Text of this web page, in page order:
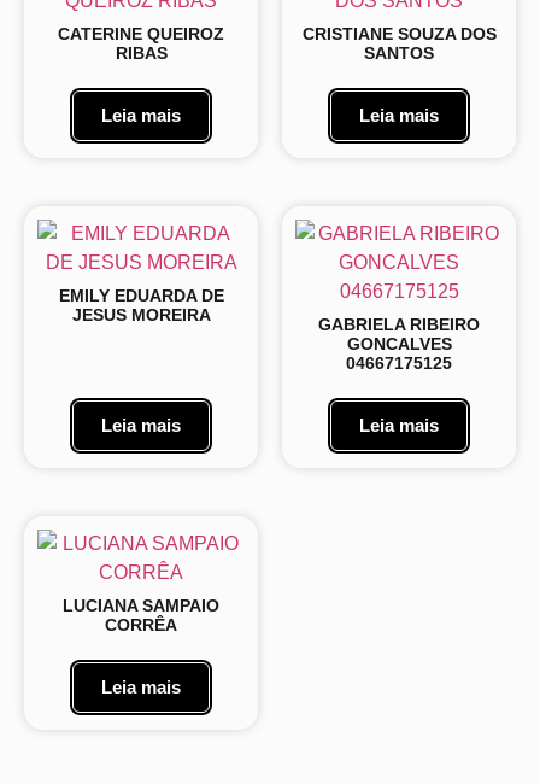
CATERINE QUEIROZ
RIBAS
Leia mais
CRISTIANE SOUZA DOS
SANTOS
Leia mais
EMILY EDUARDA DE
JESUS MOREIRA
Leia mais
GABRIELA RIBEIRO
GONCALVES
04667175125
Leia mais
LUCIANA SAMPAIO
CORRÊA
Leia mais